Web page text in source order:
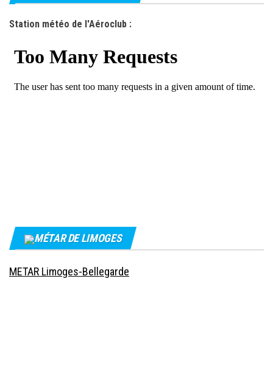
Station météo de l'Aéroclub :
MÉTAR DE LIMOGES
METAR Limoges-Bellegarde